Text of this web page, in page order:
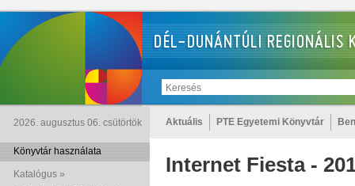
2026. augusztus 06. csütörtök Aktuális PTE Egyetemi Könyvtár
Könyvtár használata
Katalógus »
Internet Fiesta -